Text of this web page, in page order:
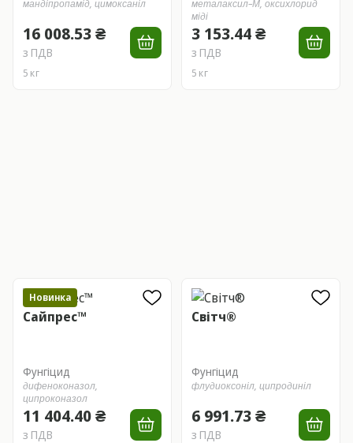
мандіпропамід, цимоксаніл
16 008.53 ₴
з ПДВ
5 кг
металаксил–М, оксихлорид
міді
3 153.44 ₴
з ПДВ
5 кг
Новинка
Сайпрес™
Фунгіцид
дифеноконазол,
ципроконазол
11 404.40 ₴
з ПДВ
Світч®
Фунгіцид
флудиоксоніл, ципродиніл
6 991.73 ₴
з ПДВ